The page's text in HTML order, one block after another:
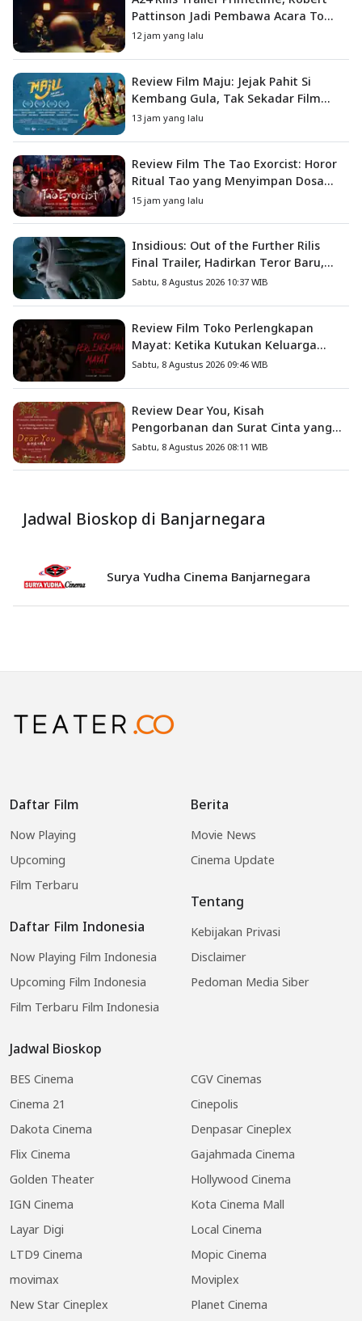
Pattinson Jadi Pembawa Acara To
Catch a Predator
12 jam yang lalu
Review Film Maju: Jejak Pahit Si
Kembang Gula, Tak Sekadar Film
Petualangan Anak
13 jam yang lalu
Review Film The Tao Exorcist: Horor
Ritual Tao yang Menyimpan Dosa
Masa Lalu
15 jam yang lalu
Insidious: Out of the Further Rilis
Final Trailer, Hadirkan Teror Baru,
Iblis Kini Masuk ke Dunia Manusia
Sabtu, 8 Agustus 2026 10:37 WIB
Review Film Toko Perlengkapan
Mayat: Ketika Kutukan Keluarga
Menjadi Sumber Teror yang
Sabtu, 8 Agustus 2026 09:46 WIB
Review Dear You, Kisah
Pengorbanan dan Surat Cinta yang
Menyentuh Hati
Sabtu, 8 Agustus 2026 08:11 WIB
Jadwal Bioskop di Banjarnegara
Surya Yudha Cinema Banjarnegara
Daftar Film
Now Playing
Upcoming
Film Terbaru
Daftar Film Indonesia
Now Playing Film Indonesia
Upcoming Film Indonesia
Film Terbaru Film Indonesia
Jadwal Bioskop
BES Cinema
CGV Cinemas
Cinema 21
Cinepolis
Dakota Cinema
Denpasar Cineplex
Flix Cinema
Gajahmada Cinema
Golden Theater
Hollywood Cinema
IGN Cinema
Kota Cinema Mall
Layar Digi
Local Cinema
LTD9 Cinema
Mopic Cinema
movimax
Moviplex
New Star Cineplex
Planet Cinema
Berita
Movie News
Cinema Update
Tentang
Kebijakan Privasi
Disclaimer
Pedoman Media Siber